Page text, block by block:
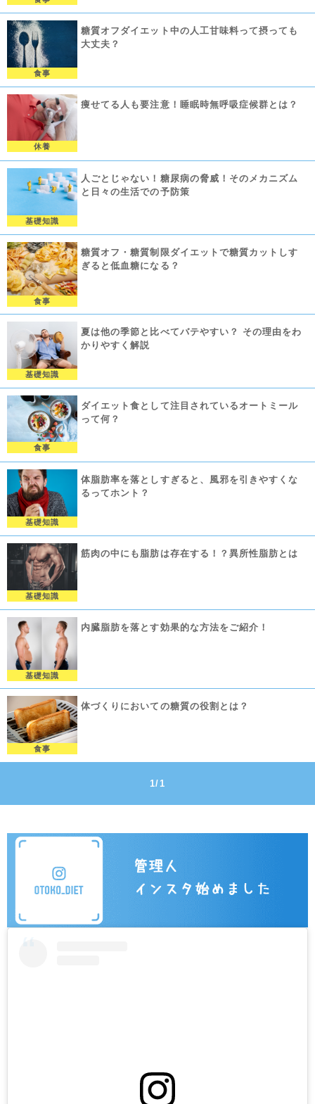
食事
糖質オフダイエット中の人工甘味料って摂っても
大丈夫？
休養
痩せてる人も要注意！睡眠時無呼吸症候群とは？
基礎知識
人ごとじゃない！糖尿病の脅威！そのメカニズム
と日々の生活での予防策
食事
糖質オフ・糖質制限ダイエットで糖質カットしす
ぎると低血糖になる？
基礎知識
夏は他の季節と比べてバテやすい？ その理由をわ
かりやすく解説
食事
ダイエット食として注目されているオートミール
って何？
基礎知識
体脂肪率を落としすぎると、風邪を引きやすくな
るってホント？
基礎知識
筋肉の中にも脂肪は存在する！？異所性脂肪とは
基礎知識
内臓脂肪を落とす効果的な方法をご紹介！
食事
体づくりにおいての糖質の役割とは？
1/1